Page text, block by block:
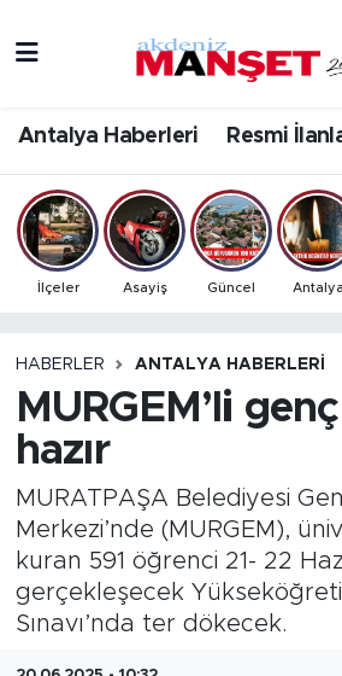
Antalya Haberleri Resmi
İlçeler Asayiş Güncel Antalya
HABERLER ANTALYA HABERLERI
MURGEM’li
hazır
MURATPAŞA Belediyesi
Merkezi’nde (MURGEM),
kuran 591 öğrenci 21- 22
gerçekleşecek
Sınavı’nda ter dökecek.
Bilim & Teknoloji
Eğitim
Ekonomi
Gündem
İlçeler
Kültür- Sanat
Magazin
Antalya Hava Durumu
Antalya Namaz Vakitleri
Antalya Trafik Yoğunluk
Tüm Manşetler
Son Dakika Haberleri
Haber Arşivi